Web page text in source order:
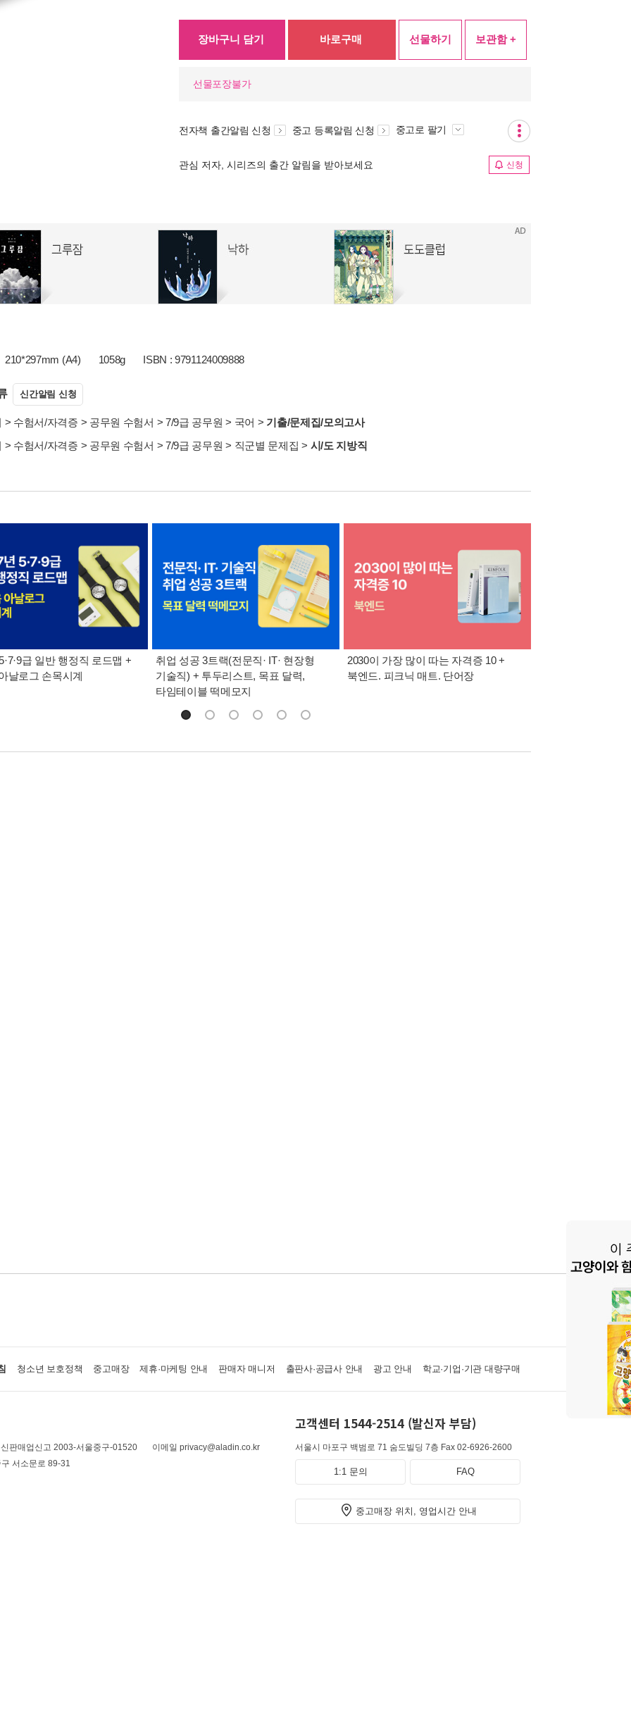
장바구니 담기 바로구매 선물하기 보관함 +
선물포장불가
전자책 출간알림 신청 중고 등록알림 신청 중고로 팔기
관심 저자, 시리즈의 출간 알림을 받아보세요 신청
210*297mm (A4) 1058g ISBN : 9791124009888
신간알림 신청
> 수험서/자격증 > 공무원 수험서 > 7/9급 공무원 > 국어 > 기출/문제집/모의고사
> 수험서/자격증 > 공무원 수험서 > 7/9급 공무원 > 직군별 문제집 > 시/도 지방직
급 일반 행정직 로드맵 +
날로그 손목시계
취업 성공 3트랙(전문직· IT· 현장형
기술직) + 투두리스트, 목표 달력,
타임테이블 떡메모지
2030이 가장 많이 따는 자격증 10 +
북엔드. 피크닉 매트. 단어장